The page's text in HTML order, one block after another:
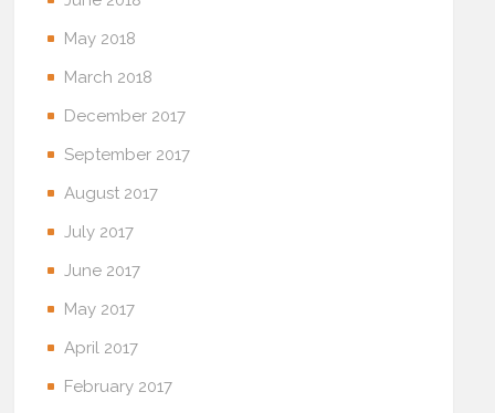
May 2018
March 2018
December 2017
September 2017
August 2017
July 2017
June 2017
May 2017
April 2017
February 2017